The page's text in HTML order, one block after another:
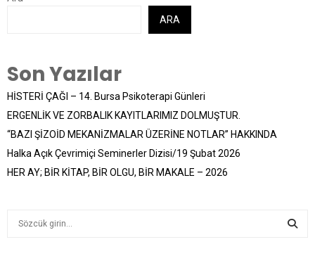
ARA
Son Yazılar
HİSTERİ ÇAĞI – 14. Bursa Psikoterapi Günleri
ERGENLİK VE ZORBALIK KAYITLARIMIZ DOLMUŞTUR.
“BAZI ŞİZOİD MEKANİZMALAR ÜZERİNE NOTLAR” HAKKINDA
Halka Açık Çevrimiçi Seminerler Dizisi/19 Şubat 2026
HER AY; BİR KİTAP, BİR OLGU, BİR MAKALE – 2026